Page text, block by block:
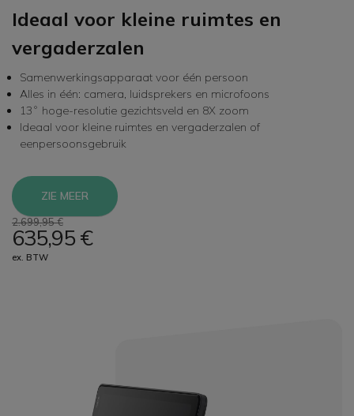
Ideaal voor kleine ruimtes en
vergaderzalen
Samenwerkingsapparaat voor één persoon
Alles in één: camera, luidsprekers en microfoons
13˚ hoge-resolutie gezichtsveld en 8X zoom
Ideaal voor kleine ruimtes en vergaderzalen of
eenpersoonsgebruik
ZIE MEER
2.699,95 €
635,95 €
ex. BTW